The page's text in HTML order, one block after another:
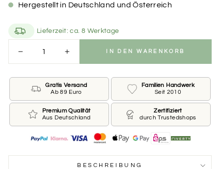
Hergestellt in Deutschland und Österreich
Lieferzeit: ca. 8 Werktage
+
IN DEN WARENKORB
Gratis Versand
Ab 89 Euro
Familien Handwerk
Seit 2010
Premium Qualität
Aus Deutschland
Zertifiziert
durch Trustedshops
BESCHREIBUNG